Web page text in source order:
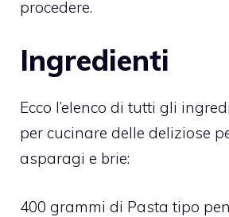
procedere.
Ingredienti
Ecco l’elenco di tutti gli
per cucinare delle deliziose
asparagi e brie:
400 grammi di Pasta tipo